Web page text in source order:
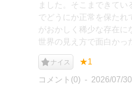
ました。そこまできてい
でどうにか正常を保たれ
がおかしく稀少な存在に
世界の見え方で面白かっ
ナイス ★1
コメント(0) 2026/07/30